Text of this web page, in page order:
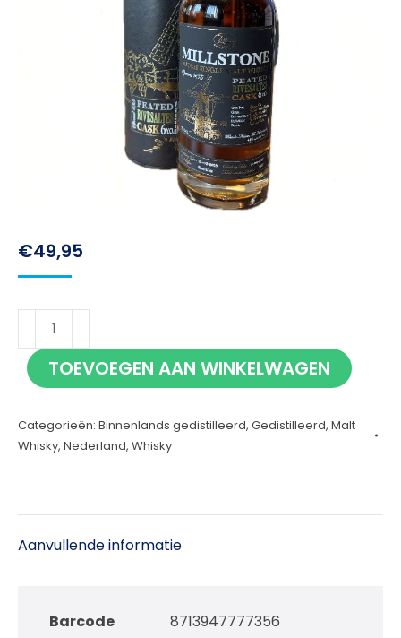
€49,95
Zuidam
Millstone
Peated
6
jaar
aantal
TOEVOEGEN AAN WINKELWAGEN
Categorieën: Binnenlands gedistilleerd, Gedistilleerd, Malt
Whisky, Nederland, Whisky
Aanvullende informatie
Barcode 8713947777356